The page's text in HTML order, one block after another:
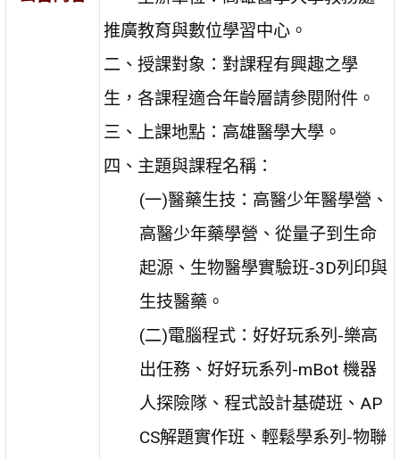
推廣教育與數位學習中心。
二、授課對象：對課程有興趣之學
生，各課程適合年齡層請參閱附件。
三、上課地點：高雄醫學大學。
四、主題與課程名稱：
(一)醫藥生技：高醫少年醫學營、
高醫少年藥學營、從量子到生命
起源、生物醫學實驗班-3D列印與
生技醫藥。
(二)電腦程式：好好玩系列-樂高
出任務、好好玩系列-mBot 機器
人探險隊、程式設計基礎班、AP
CS解題實作班、輕鬆學系列-物聯